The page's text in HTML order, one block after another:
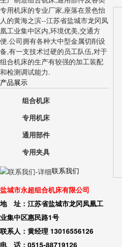
产品展示
组合机床
专用机床
通用部件
专用夹具
联系我们
盐城市永超组合机床有限公司
地 址：江苏省盐城市龙冈凤凰工
业集中区惠民路1号
联系人：黄经理 13016556126
电 话：0515-88719126